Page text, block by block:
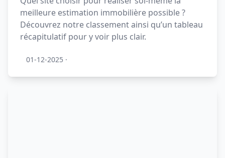
meilleure estimation immobilière possible ?
Découvrez notre classement ainsi qu’un tableau
récapitulatif pour y voir plus clair.
01-12-2025 ·